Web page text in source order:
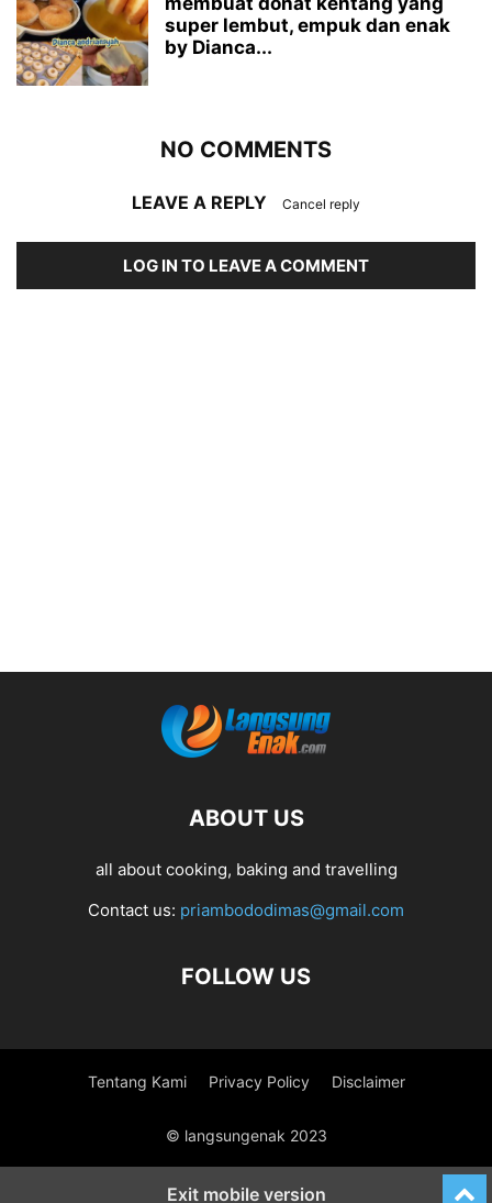
super lembut, empuk dan enak
by Dianca...
NO COMMENTS
LEAVE A REPLY Cancel reply
LOG IN TO LEAVE A COMMENT
ABOUT US
all about cooking, baking and travelling
Contact us: priambododimas@gmail.com
FOLLOW US
Tentang Kami Privacy Policy Disclaimer
© langsungenak 2023
Exit mobile version